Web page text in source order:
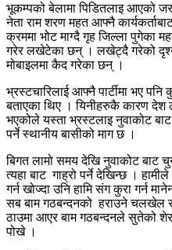
भूकम्पको बेलामा पिडितलाइ आएको
नेता राम शरण महत आफ्नै
क्रममा भोट माग्दै गृह जिल्ला पुगेका
गरेर लखेटेका छन् । लखेट्दै गरेको
मोबाइलमा कैद गरेका छन् ।
भ्रस्टचारिलाई आफ्नै पार्टीमा भए
बताएका थिए । यिनीहरुकै कारण देश
भएकोले यस्ता भ्रस्टलाइ नुवाकोट
पर्ने स्थानीय बासीको माग छ ।
बिगत लामो समय देखि नुवाकोट बाट
त्यहा बाट गाह्रो पर्ने देखिन्छ ।
गर्न खोज्दा उनि हामि संग कुरा गर्न
सब बाम गठबन्दनको हराउने चलखेल
ठाउमा आएर बाम गठबन्दनले सुतेको
पोखे ।